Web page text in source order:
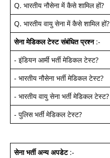
Q. भारतीय नौसेना में कैसे शामिल हों?
Q. भारतीय वायु सेना में कैसे शामिल हों?
सेना मेडिकल टेस्ट संबंधित प्रश्न:-
- इंडियन आर्मी भर्ती मेडिकल टेस्ट?
- भारतीय नौसेना भर्ती मेडिकल टेस्ट?
- भारतीय वायु सेना भर्ती मेडिकल टेस्ट?
- पुलिस भर्ती मेडिकल टेस्ट?
सेना भर्ती अन्य अपडेट:-